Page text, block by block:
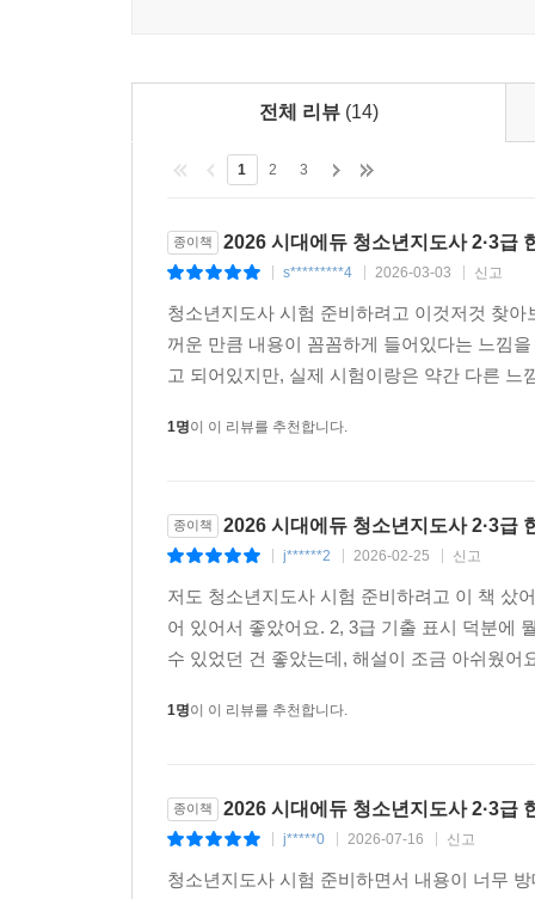
전체 리뷰 (14)
1 2 3
종이책 2026 시대에듀 청소년지도사 2·3급
s*********4 2026-03-03 신고
청소년지도사 시험 준비하려고 이것저것 찾
꺼운 만큼 내용이 꼼꼼하게 들어있다는 느낌
고 되어있지만, 실제 시험이랑은 약간 다른
1명이 이 리뷰를 추천합니다.
종이책 2026 시대에듀 청소년지도사 2·3급
j******2 2026-02-25 신고
저도 청소년지도사 시험 준비하려고 이 책 샀
어 있어서 좋았어요. 2, 3급 기출 표시 덕분에
수 있었던 건 좋았는데, 해설이 조금 아쉬웠
1명이 이 리뷰를 추천합니다.
종이책 2026 시대에듀 청소년지도사 2·3급
j*****0 2026-07-16 신고
청소년지도사 시험 준비하면서 내용이 너무